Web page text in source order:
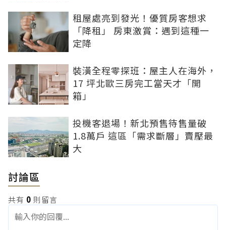
租屋處亮到發光！優質房客想求
「降租」 房東激賞：遇到這種一
定降
裝潢全程零探班：屋主人在海外，
17 坪北歐三房完工當天才「開
箱」
投機客退場！新北預售待售量破
1.8萬戶 這區「需求斷層」賣壓最
大
討論區
共有 0 則留言